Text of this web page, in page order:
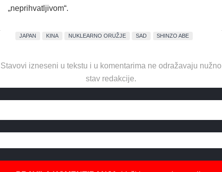
„neprihvatljivom“.
JAPAN KINA NUKLEARNO ORUŽJE SAD SHINZO ABE
Stavovi izneseni u tekstu i u komentarima ne odražavaju nužno
stav redakcije.